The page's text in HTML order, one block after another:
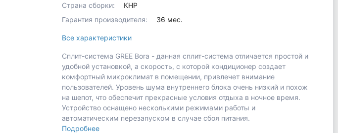
Страна сборки:
КНР
Гарантия производителя:
36 мес.
Все характеристики
Сплит-система GREE Bora - данная сплит-система отличается простой и
удобной установкой, а скорость, с которой кондиционер создает
комфортный микроклимат в помещении, привлечет внимание
пользователей. Уровень шума внутреннего блока очень низкий и похож
на шепот, что обеспечит прекрасные условия отдыха в ночное время.
Устройство оснащено несколькими режимами работы и
автоматическим перезапуском в случае сбоя питания.
Подробнее